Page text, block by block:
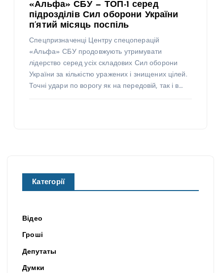
«Альфа» СБУ — ТОП-1 серед
підрозділів Сил оборони України
п’ятий місяць поспіль
Спецпризначенці Центру спецоперацій
«Альфа» СБУ продовжують утримувати
лідерство серед усіх складових Сил оборони
України за кількістю уражених і знищених цілей.
Точні удари по ворогу як на передовій, так і в…
Категорії
Відео
Гроші
Депутаты
Думки